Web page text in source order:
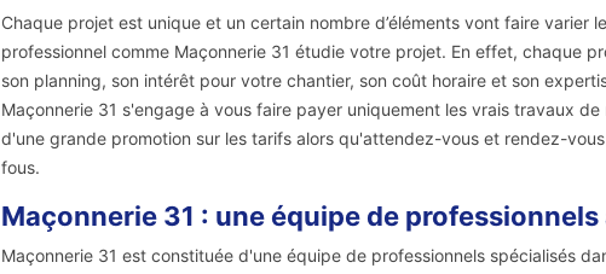
Chaque projet est unique et un certain nombre d’éléments vont faire varier
professionnel comme Maçonnerie 31 étudie votre projet. En effet, chaque
son planning, son intérêt pour votre chantier, son coût horaire et son
Maçonnerie 31 s'engage à vous faire payer uniquement les vrais travaux
d'une grande promotion sur les tarifs alors qu'attendez-vous et rendez-
fous.
Maçonnerie 31 : une équipe de
Maçonnerie 31 est constituée d'une équipe de professionnels spécialisés